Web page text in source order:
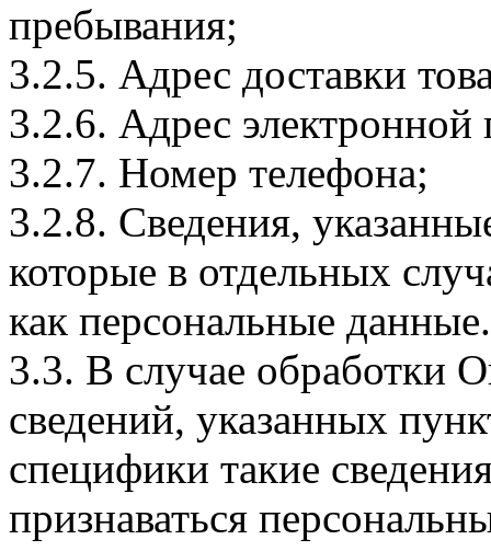
пребывания;
3.2.5. Адрес доставки
3.2.6. Адрес электронной
3.2.7. Номер телефона;
3.2.8. Сведения,
которые в отдельных
как персональные данные.
3.3. В случае обработки
сведений, указанных
специфики такие
признаваться